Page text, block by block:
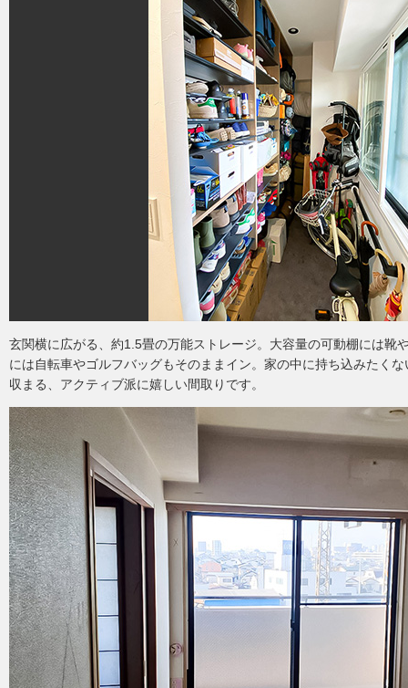
玄関横に広がる、約1.5畳の万能ストレージ。大容量の可動棚には靴
には自転車やゴルフバッグもそのままイン。家の中に持ち込みたく
収まる、アクティブ派に嬉しい間取りです。